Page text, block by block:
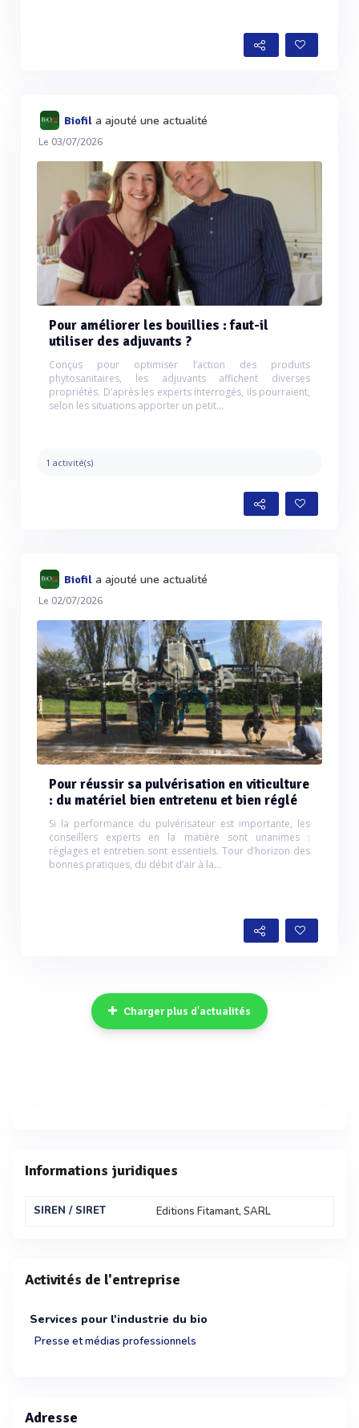
Biofil a ajouté une actualité
Le 03/07/2026
Pour améliorer les bouillies : faut-il
utiliser des adjuvants ?
Conçus pour optimiser l’action des produits
phytosanitaires, les adjuvants affichent diverses
propriétés. D’après les experts interrogés, ils pourraient,
selon les situations apporter un petit...
1 activité(s)
Biofil a ajouté une actualité
Le 02/07/2026
Pour réussir sa pulvérisation en viticulture
: du matériel bien entretenu et bien réglé
Si la performance du pulvérisateur est importante, les
conseillers experts en la matière sont unanimes :
réglages et entretien sont essentiels. Tour d’horizon des
bonnes pratiques, du débit d’air à la...
Charger plus d'actualités
Informations juridiques
SIREN / SIRET Editions Fitamant, SARL
Activités de l'entreprise
Services pour l'industrie du bio
Presse et médias professionnels
Adresse